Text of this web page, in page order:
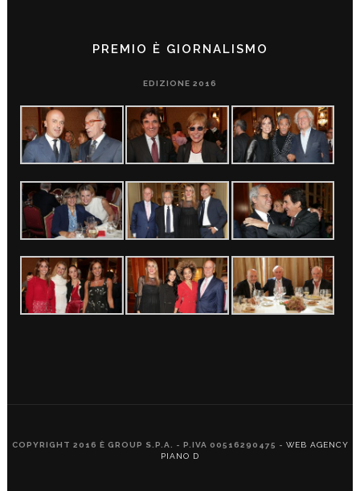
PREMIO È GIORNALISMO
EDIZIONE 2016
COPYRIGHT 2016 È GROUP S.P.A. - P.IVA 00516290475 - WEB AGENCY
PIANO D